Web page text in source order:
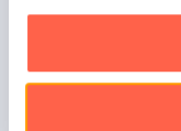
pagead/landing